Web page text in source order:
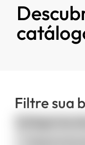
Filtre sua
Categorias